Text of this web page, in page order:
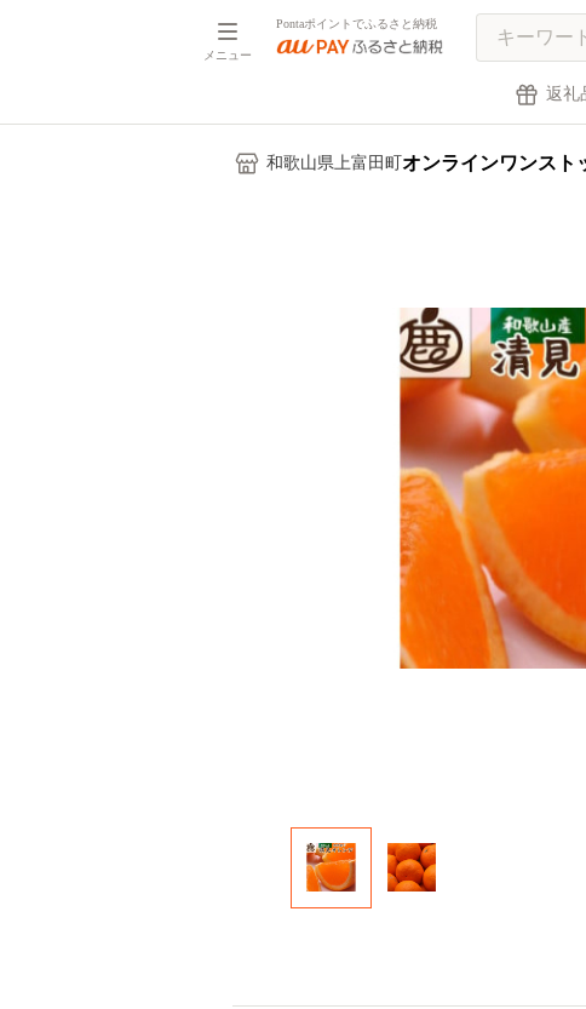
メニュー
Pontaポイントでふるさと納税
返礼
和歌山県上富田町 オンラインワンスト